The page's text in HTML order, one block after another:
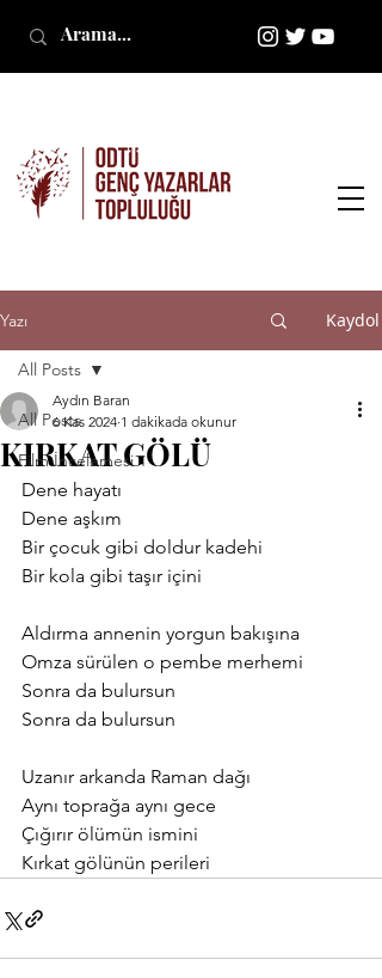
Yazı Kaydol
All Posts
Film İncelemesi
All Posts
KIRKAT GÖLÜ
Aydın Baran
6 Kas 2024 1 dakikada okunur
Dene hayatı
Dene aşkım
Bir çocuk gibi doldur kadehi
Bir kola gibi taşır içini
Aldırma annenin yorgun bakışına
Omza sürülen o pembe merhemi
Sonra da bulursun
Sonra da bulursun
Uzanır arkanda Raman dağı
Aynı toprağa aynı gece
Çığırır ölümün ismini
Kırkat gölünün perileri